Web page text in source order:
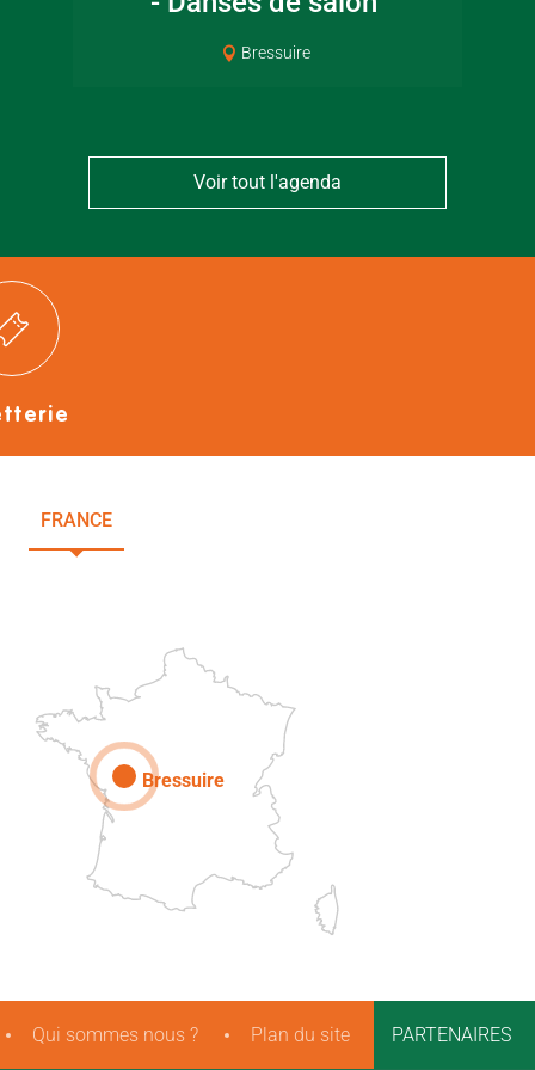
Bressuire
Voir tout l'agenda
FRANCE
Bressuire
PARTENAIRES
Qui sommes nous ? Plan du site